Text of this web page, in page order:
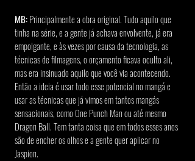
MB: Principalmente a obra original. Tudo aquilo que
tinha na série, e a gente já achava envolvente, já era
empolgante, e às vezes por causa da tecnologia, as
técnicas de filmagens, o orçamento ficava oculto ali,
mas era insinuado aquilo que você via acontecendo.
Então a ideia é usar todo esse potencial no mangá e
usar as técnicas que já vimos em tantos mangás
sensacionais, como One Punch Man ou até mesmo
Dragon Ball. Tem tanta coisa que em todos esses anos
são de encher os olhos e a gente quer aplicar no
Jaspion.